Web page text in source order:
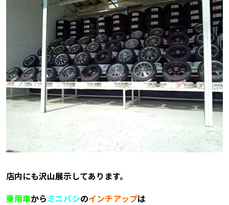
店内にも沢山展示してあります。
乗用車からミニバンのインチアップは